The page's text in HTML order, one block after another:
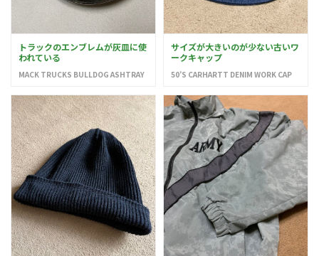
トラックのエンブレムが灰皿に使
われている
MACK TRUCKS BULLDOG ASHTRAY
サイズが大きいのが少ない古いワ
ークキャップ
50’S CARHARTT DENIM WORK CAP